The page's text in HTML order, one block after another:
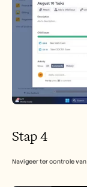
Stap 4
Navigeer ter controle